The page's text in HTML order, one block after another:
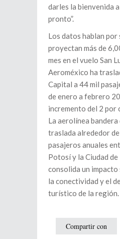
darles la bienvenida
pronto”.
Los datos hablan por
proyectan más de
mes en el vuelo San
Aeroméxico ha
Capital a 44 mil
de enero a febrero
incremento del 2 por
La aerolínea
traslada alrededor
pasajeros anuales
Potosí y la Ciudad
consolida un
la conectividad y el
turístico de la región.
Compartir con